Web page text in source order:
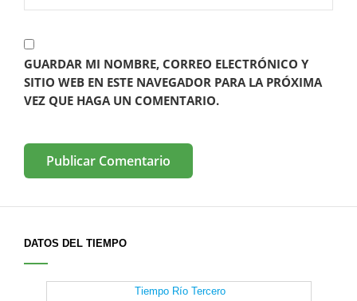
GUARDAR MI NOMBRE, CORREO ELECTRÓNICO Y
SITIO WEB EN ESTE NAVEGADOR PARA LA PRÓXIMA
VEZ QUE HAGA UN COMENTARIO.
DATOS DEL TIEMPO